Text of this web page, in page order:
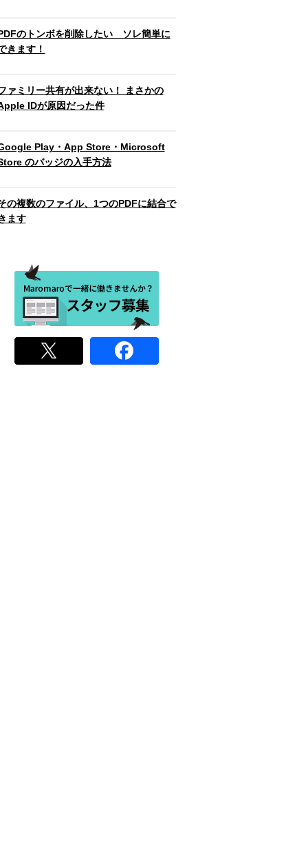
のトンボを削除したい ソレ簡単に
きます！
ァミリー共有が出来ない！ まさかの
IDが原因だった件
Play・App Store・Microsoft
のバッジの入手方法
の複数のファイル、1つのPDFに結合で
ます